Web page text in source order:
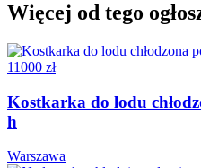
Więcej od tego
11000 zł
Kostkarka do lodu
h
Warszawa